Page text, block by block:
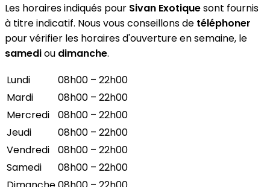
Les horaires indiqués pour Sivan Exotiquesont fournis
à titre indicatif. Nous vous conseillons de téléphoner
pour vérifier les horaires d'ouverture en semaine, le
samediou dimanche.
Lundi
08h00 – 22h00
Mardi
08h00 – 22h00
Mercredi
08h00 – 22h00
Jeudi
08h00 – 22h00
Vendredi
08h00 – 22h00
Samedi
08h00 – 22h00